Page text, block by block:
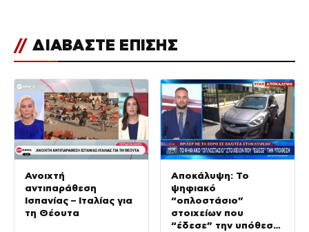
// ΔΙΑΒΑΣΤΕ ΕΠΙΣΗΣ
Ανοιχτή
αντιπαράθεση
Ισπανίας – Ιταλίας για
τη Θέουτα
Αποκάλυψη: Το
ψηφιακό
“οπλοστάσιο”
στοιχείων που
“έδεσε” την υπόθεση